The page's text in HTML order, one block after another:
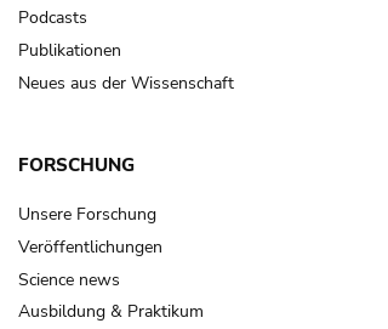
Podcasts
Publikationen
Neues aus der Wissenschaft
FORSCHUNG
Unsere Forschung
Veröffentlichungen
Science news
Ausbildung & Praktikum